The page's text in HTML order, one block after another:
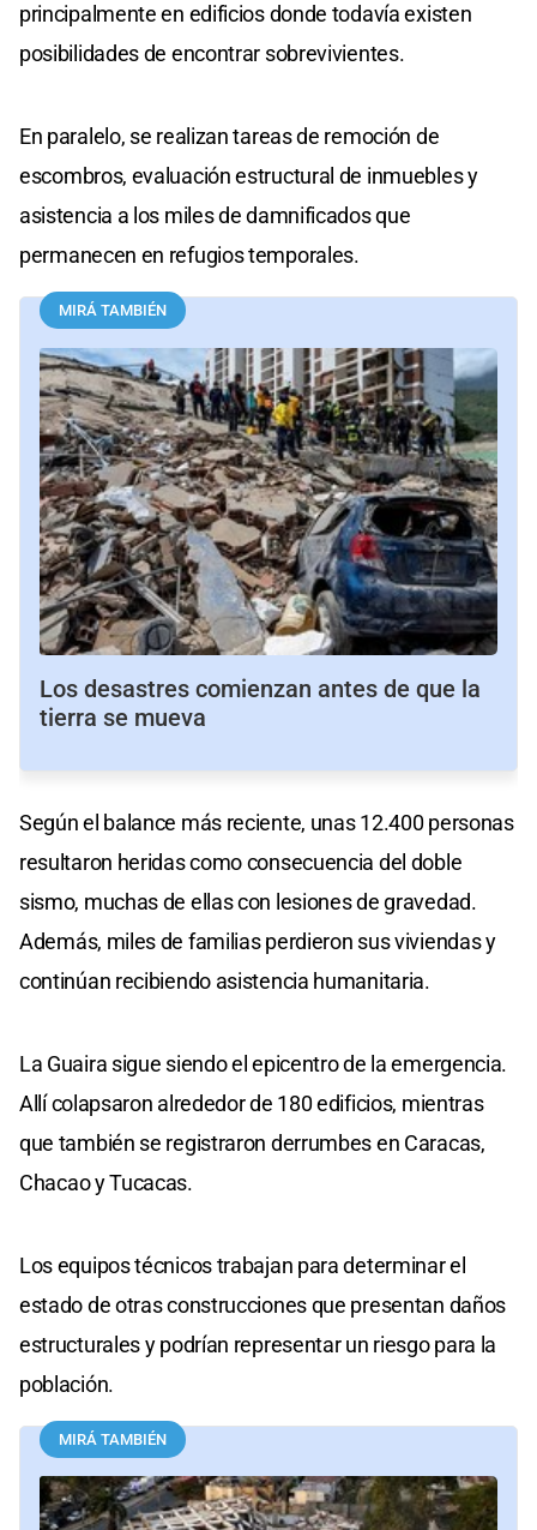
principalmente en edificios donde todavía existen
posibilidades de encontrar sobrevivientes.
En paralelo, se realizan tareas de remoción de
escombros, evaluación estructural de inmuebles y
asistencia a los miles de damnificados que
permanecen en refugios temporales.
MIRÁ TAMBIÉN
Los desastres comienzan antes de que la
tierra se mueva
Según el balance más reciente, unas 12.400 personas
resultaron heridas como consecuencia del doble
sismo, muchas de ellas con lesiones de gravedad.
Además, miles de familias perdieron sus viviendas y
continúan recibiendo asistencia humanitaria.
La Guaira sigue siendo el epicentro de la emergencia.
Allí colapsaron alrededor de 180 edificios, mientras
que también se registraron derrumbes en Caracas,
Chacao y Tucacas.
Los equipos técnicos trabajan para determinar el
estado de otras construcciones que presentan daños
estructurales y podrían representar un riesgo para la
población.
MIRÁ TAMBIÉN